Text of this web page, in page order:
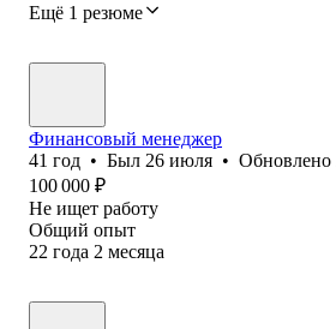
Ещё 1 резюме
Финансовый менеджер
41 год • Был 26 июля • Обновлено
100 000 ₽
Не ищет работу
Общий опыт
22 года 2 месяца